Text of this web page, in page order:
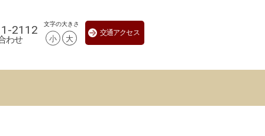
2112
わせ
文字の大きさ
小 大
交通アクセス